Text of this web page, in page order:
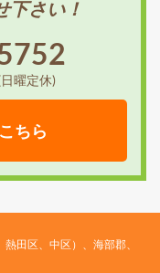
下さい！
曜定休)
ちら
田区、中区）、海部郡、